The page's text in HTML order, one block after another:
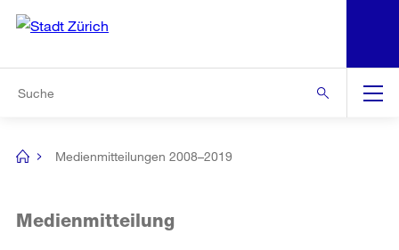
Navigation
[no
Medienmitteilungen 2008–2019
Medienmitteilung